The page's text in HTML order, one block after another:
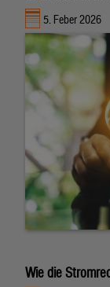
5. Feber 2026
Wie die